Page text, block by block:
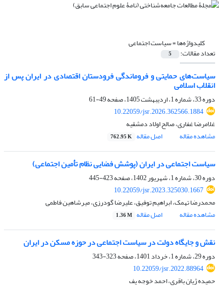
کلیدواژه‌ها =سیاست اجتماعی
تعداد مقالات: 5
سیاست‌های حمایتی و فروماندگی فرودستان اقتصادی در ایران پس از
انقلاب اسلامی
دوره 33، شماره 1، اردیبهشت 1405، صفحه
49-61
10.22059/jsr.2026.362566.1884
غلامرضا غفاری، صالح اولاد دمشقیه
مشاهده مقاله
اصل مقاله 762.95 K
سیاست اجتماعی در ایران (پوشش فضایی نظام تأمین اجتماعی)
دوره 30، شماره 1، شهریور 1402، صفحه
423-445
10.22059/jsr.2023.325030.1667
محمدرضا تهمک، ابراهیم توفیق، علیرضا گودرزی، میرشاهین فاطمی
مشاهده مقاله
اصل مقاله 1.36 M
نقش و جایگاه دولت در سیاست اجتماعی در حوزه مسکن در ایران
دوره 29، شماره 1، خرداد 1401، صفحه
323-343
10.22059/jsr.2022.88964
حمیده ژیان باقری، احمد خوجه یف